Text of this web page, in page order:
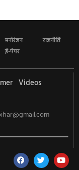
मनोरंजन
राजनीति
ई-पेपर
Videos